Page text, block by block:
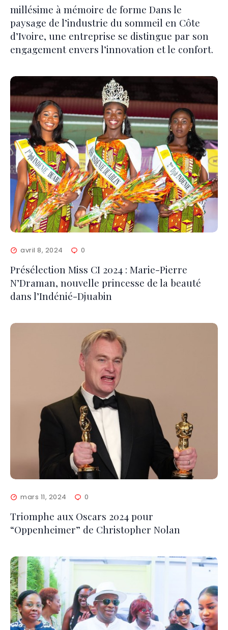
millésime à mémoire de forme Dans le
paysage de l’industrie du sommeil en Côte
d’Ivoire, une entreprise se distingue par son
engagement envers l’innovation et le confort.
avril 8, 2024 0
Présélection Miss CI 2024 : Marie-Pierre
N’Draman, nouvelle princesse de la beauté
dans l’Indénié-Djuabin
mars 11, 2024 0
Triomphe aux Oscars 2024 pour
“Oppenheimer” de Christopher Nolan